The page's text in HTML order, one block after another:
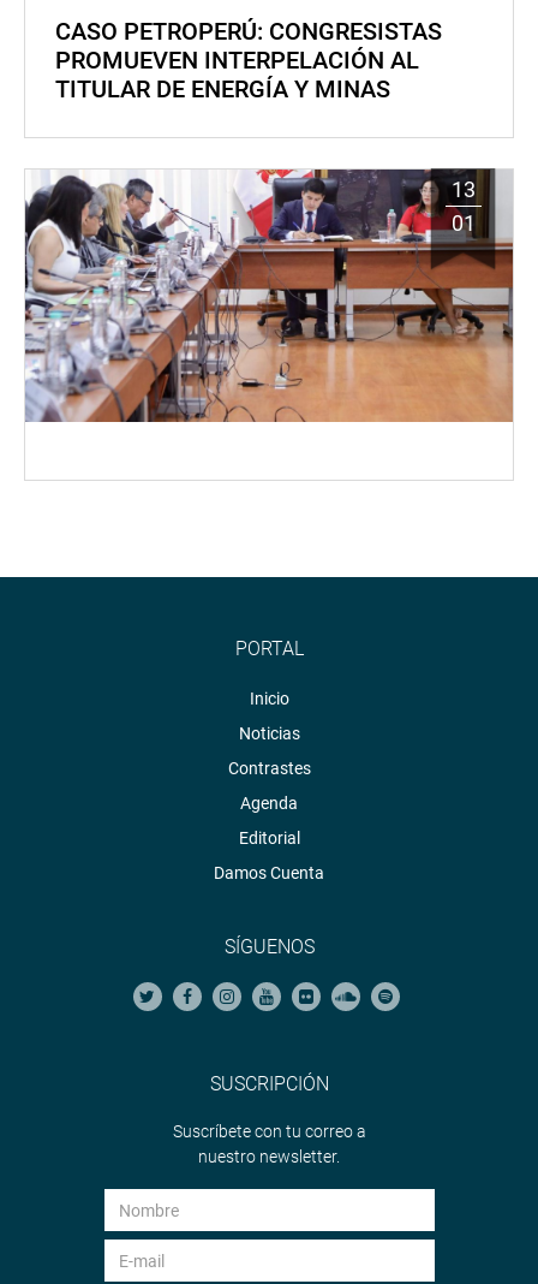
CASO PETROPERÚ: CONGRESISTAS
PROMUEVEN INTERPELACIÓN AL
TITULAR DE ENERGÍA Y MINAS
13
01
PORTAL
Inicio
Noticias
Contrastes
Agenda
Editorial
Damos Cuenta
SÍGUENOS
SUSCRIPCIÓN
Suscríbete con tu correo a
nuestro newsletter.